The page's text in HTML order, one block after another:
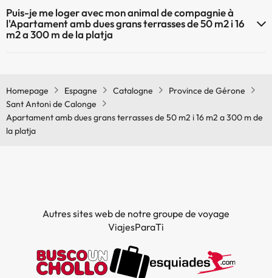
de la platja dispose du Wifi.
Puis-je me loger avec mon animal de compagnie à
l'Apartament amb dues grans terrasses de 50 m2 i 16
m2 a 300 m de la platja
Homepage
Espagne Catalogne
Province de Gérone
Sant Antoni de Calonge
Apartament amb dues grans terrasses de 50 m2 i 16 m2 a 300 m de
la platja
Autres sites web de notre groupe de voyage
ViajesParaTi